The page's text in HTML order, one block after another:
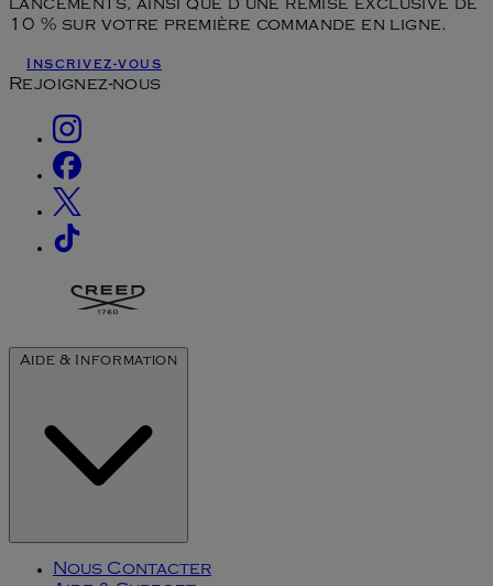
lancements, ainsi que d’une remise exclusive de
10 % sur votre première commande en ligne.
Inscrivez-vous
Rejoignez-nous
Aide & Information
Nous Contacter